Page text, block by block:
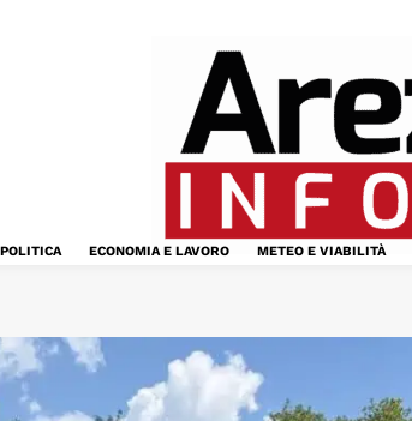
POLITICA ECONOMIA E LAVORO METEO E VIABILITÀ